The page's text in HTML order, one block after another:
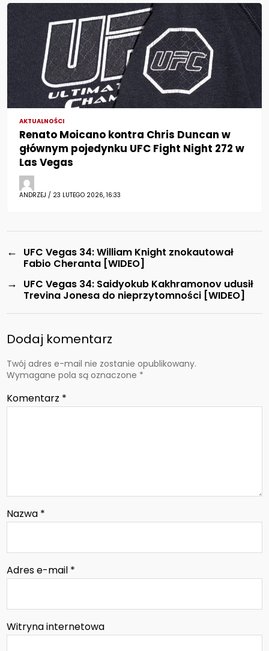
AKTUALNOŚCI
Renato Moicano kontra Chris Duncan w
głównym pojedynku UFC Fight Night 272 w
Las Vegas
ANDRZEJ / 23 LUTEGO 2026, 16:33
←
UFC Vegas 34: William Knight znokautował
Fabio Cheranta [WIDEO]
→
UFC Vegas 34: Saidyokub Kakhramonov udusił
Trevina Jonesa do nieprzytomności [WIDEO]
Dodaj komentarz
Twój adres e-mail nie zostanie opublikowany.
Wymagane pola są oznaczone *
Komentarz *
Nazwa *
Adres e-mail *
Witryna internetowa